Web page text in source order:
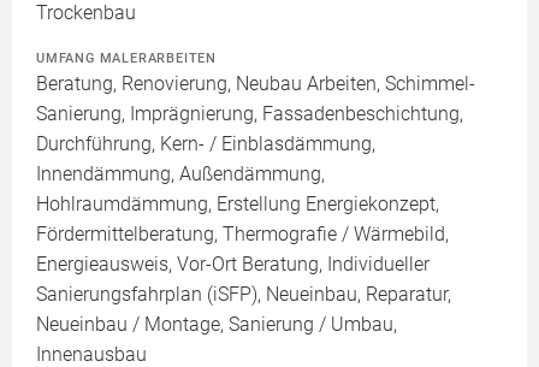
Trockenbau
UMFANG MALERARBEITEN
Beratung, Renovierung, Neubau Arbeiten, Schimmel-
Sanierung, Imprägnierung, Fassadenbeschichtung,
Durchführung, Kern- / Einblasdämmung,
Innendämmung, Außendämmung,
Hohlraumdämmung, Erstellung Energiekonzept,
Fördermittelberatung, Thermografie / Wärmebild,
Energieausweis, Vor-Ort Beratung, Individueller
Sanierungsfahrplan (iSFP), Neueinbau, Reparatur,
Neueinbau / Montage, Sanierung / Umbau,
Innenausbau